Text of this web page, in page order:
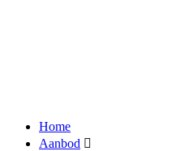
Home
Aanbod